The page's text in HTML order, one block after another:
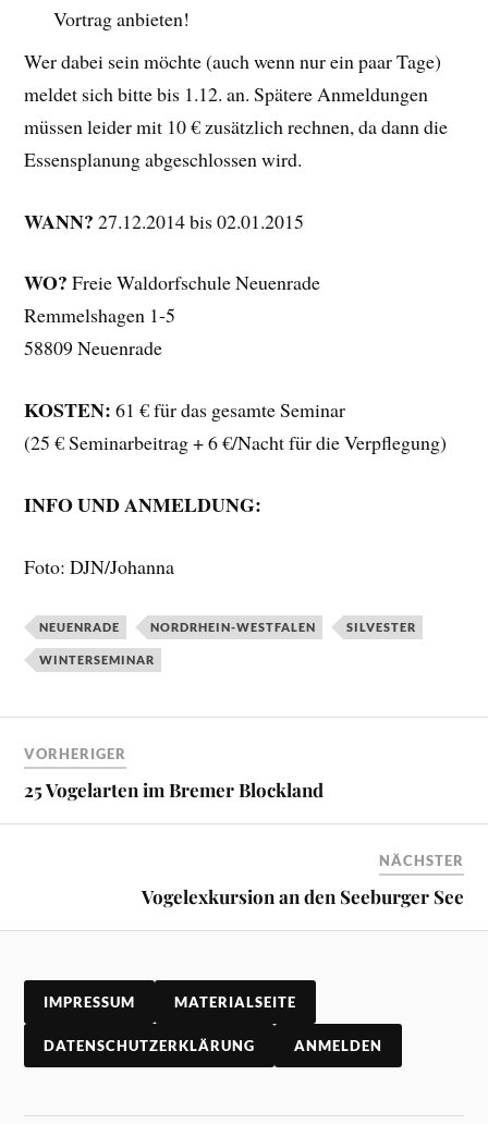
Vortrag anbieten!
Wer dabei sein möchte (auch wenn nur ein paar Tage)
meldet sich bitte bis 1.12. an. Spätere Anmeldungen
müssen leider mit 10 € zusätzlich rechnen, da dann die
Essensplanung abgeschlossen wird.
WANN? 27.12.2014 bis 02.01.2015
WO? Freie Waldorfschule Neuenrade
Remmelshagen 1-5
58809 Neuenrade
KOSTEN: 61 € für das gesamte Seminar
(25 € Seminarbeitrag + 6 €/Nacht für die Verpflegung)
INFO UND ANMELDUNG:
Foto: DJN/Johanna
NEUENRADE NORDRHEIN-WESTFALEN SILVESTER
WINTERSEMINAR
VORHERIGER
25 Vogelarten im Bremer Blockland
NÄCHSTER
Vogelexkursion an den Seeburger See
IMPRESSUM MATERIALSEITE
DATENSCHUTZERKLÄRUNG ANMELDEN